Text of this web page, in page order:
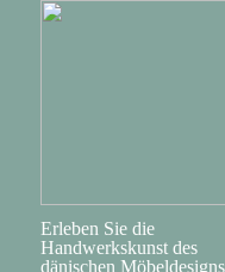
Erleben Sie die
Handwerkskunst des
dänischen Möbeldesigns